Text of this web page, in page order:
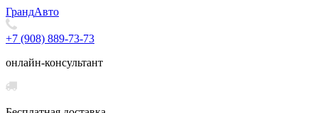
ГрандАвто
+7 (908) 889-73-73
онлайн-консультант